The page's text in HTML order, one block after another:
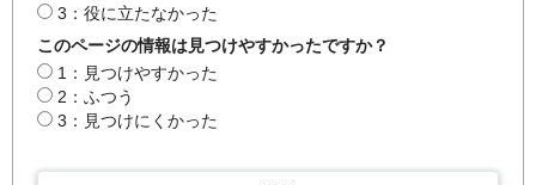
3：役に立たなかった
このページの情報は見つけやすかったですか？
1：見つけやすかった
2：ふつう
3：見つけにくかった